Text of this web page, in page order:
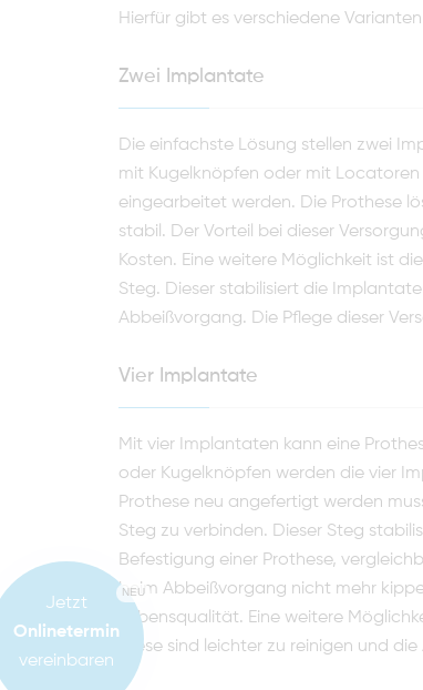
Hierfür gibt es verschiedene
Zwei Implantate
Die einfachste Lösung stellen zwei
mit Kugelknöpfen oder mit
eingearbeitet werden. Die Prothese
stabil. Der Vorteil bei dieser
Kosten. Eine weitere Möglichkeit ist
Steg. Dieser stabilisiert die
Abbeißvorgang. Die Pflege die­ser
Vier Implantate
Mit vier Implantaten kann eine
oder Kugelknöpfen werden die vier
Prothese neu angefertigt wer­den
Steg zu verbinden. Dieser Steg
Befestigung einer Prothese,
beim Abbeißvorgang nicht mehr
Lebensqualität. Eine weitere
Diese sind leichter zu reinigen und
NEU
Jetzt
Onlinetermin
vereinbaren